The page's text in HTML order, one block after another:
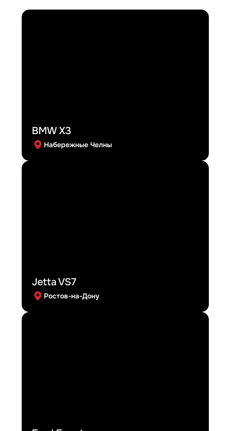
BMW X3
Набережные Челны
Jetta VS7
Ростов-на-Дону